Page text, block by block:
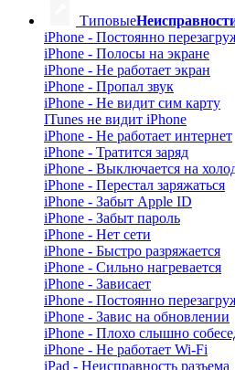
Типовые
iPhone - Постоянно
iPhone - Полосы на экране
iPhone - Не работает экран
iPhone - Пропал звук
iPhone - Не видит сим карту
ITunes не видит iPhone
iPhone - Не работает интернет
iPhone - Тратится заряд
iPhone - Выключается на
iPhone - Перестал заряжаться
iPhone - Забыт Apple ID
iPhone - Забыт пароль
iPhone - Нет сети
iPhone - Быстро разряжается
iPhone - Сильно нагревается
iPhone - Зависает
iPhone - Постоянно
iPhone - Завис на обновлении
iPhone - Плохо слышно
iPhone - Не работает Wi-Fi
iPad - Неисправность разъема